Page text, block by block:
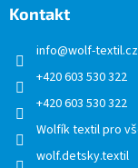
Kontakt
info@wolf-textil.cz
+420 603 530 322
+420 603 530 322
Wolfík textil pro
wolf.detsky.textil